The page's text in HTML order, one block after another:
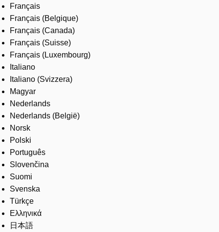
Français
Français (Belgique)
Français (Canada)
Français (Suisse)
Français (Luxembourg)
Italiano
Italiano (Svizzera)
Magyar
Nederlands
Nederlands (België)
Norsk
Polski
Português
Slovenčina
Suomi
Svenska
Türkçe
Ελληνικά
日本語